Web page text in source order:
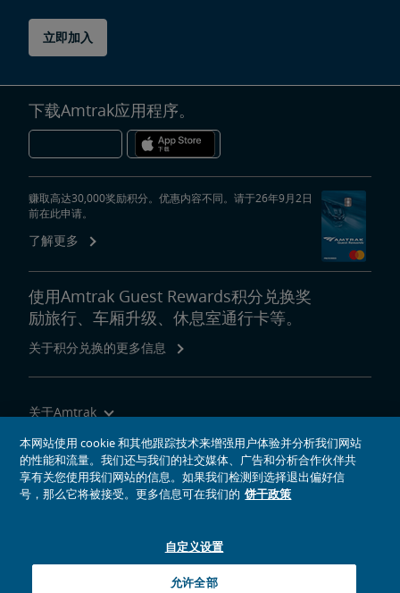
立即加入
下载Amtrak应用程序。
赚取高达30,000奖励积分。优惠内容不同。请于26年9月2日
前在此申请。
了解更多
使用Amtrak Guest Rewards积分兑换奖
励旅行、车厢升级、休息室通行卡等。
关于积分兑换的更多信息
关于Amtrak
乘坐Amtrak列车旅行
网站工具
Amtrak的Facebook主页将在新窗口中打开
Amtrak的Twitter主页将在新窗口中打开
Amtrak的Instagram主页将在新窗口中打开
Amtrak的Linkedin主页将在新窗口中打开
Amtrak的YouTube主页将在新窗口中打开
Pinterest将在新窗口中打开
本网站使用 cookie 和其他跟踪技术来增强用户体验并分析我们网站
的性能和流量。我们还与我们的社交媒体、广告和分析合作伙伴共
享有关您使用我们网站的信息。如果我们检测到选择退出偏好信
号，那么它将被接受。更多信息可在我们的 饼干政策
自定义设置
允许全部